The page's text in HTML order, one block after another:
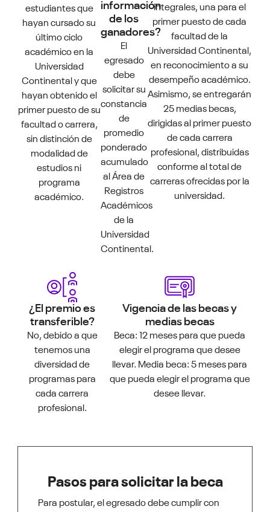
estudiantes que
hayan cursado su
último ciclo
académico en la
Universidad
Continental y que
hayan obtenido el
primer puesto de su
facultad o carrera,
sin distinción de
modalidad de
estudios ni
programa
académico.
información
de los
ganadores?
El
egresado
debe
solicitar su
constancia
de
promedio
ponderado
acumulado
al Área de
Registros
Académicos
de la
Universidad
Continental.
integrales, una para el
primer puesto de cada
facultad de la
Universidad Continental,
en reconocimiento a su
desempeño académico.
Asimismo, se entregarán
25 medias becas,
dirigidas al primer puesto
de cada carrera
profesional, distribuidas
conforme al total de
carreras ofrecidas por la
universidad.
¿El premio es
transferible?
No, debido a que
tenemos una
diversidad de
programas para
cada carrera
profesional.
Vigencia de las becas y
medias becas
Beca: 12 meses para que pueda
elegir el programa que desee
llevar. Media beca: 5 meses para
que pueda elegir el programa que
desee llevar.
Pasos para solicitar la beca
Para postular, el egresado debe cumplir con